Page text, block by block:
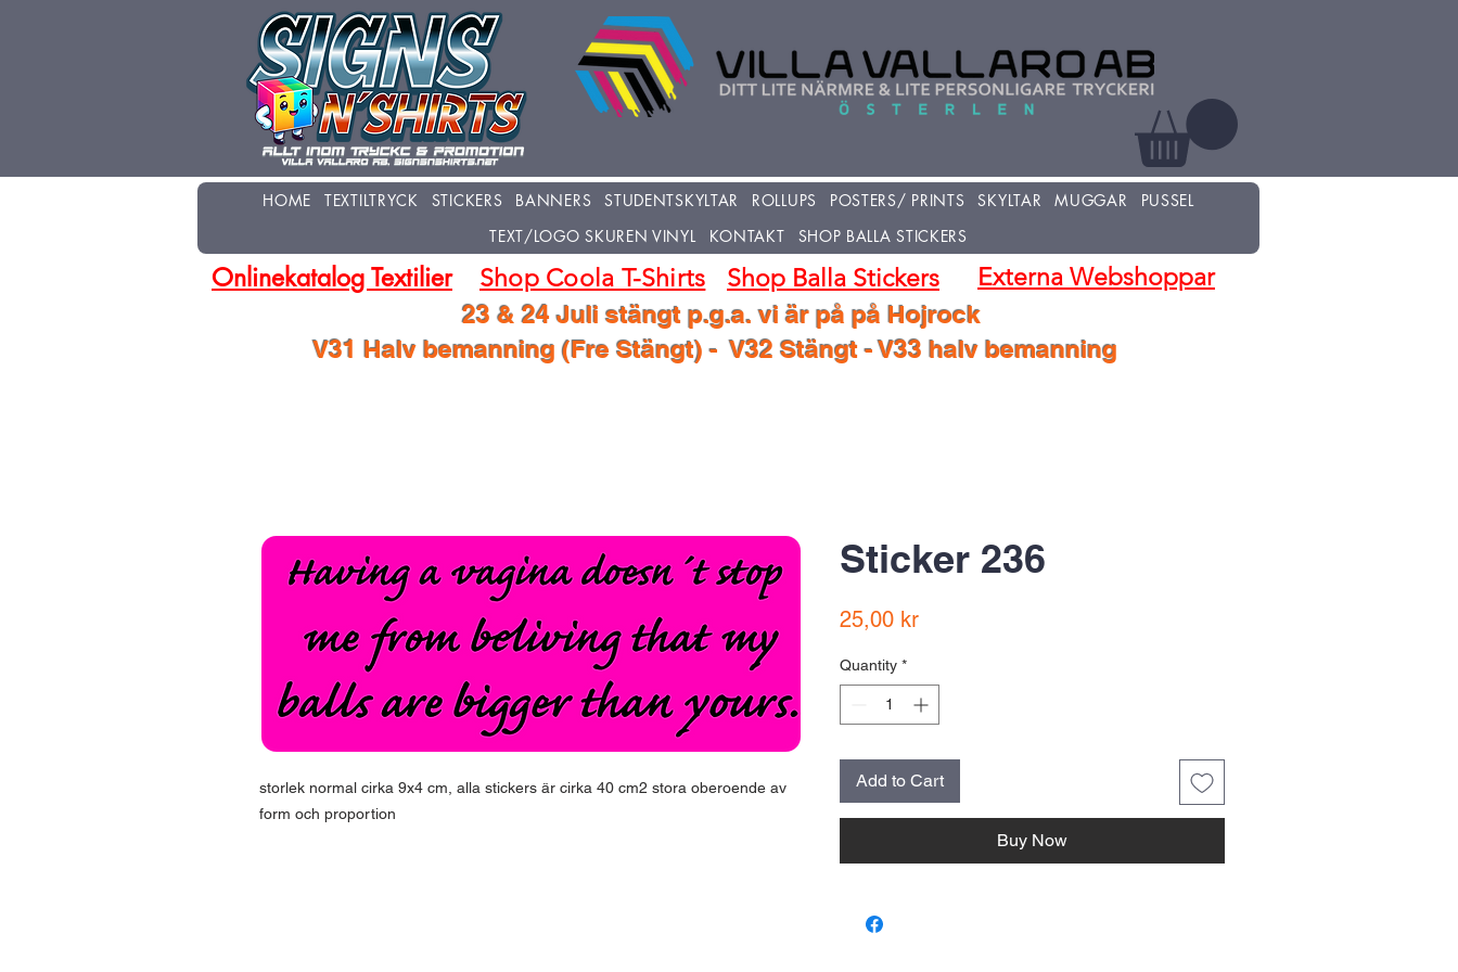
HOME TEXTILTRYCK STICKERS BANNERS STUDENTSKYLTAR ROLLUPS POSTERS/ PRINTS SKYLTAR MUGGAR
PUSSEL
TEXT/LOGO SKUREN VINYL
KONTAKT SHOP BALLA STICKERS
Onlinekatalog Textilier Shop Coola T-Shirts Shop Balla Stickers
Externa Webshoppar
23 & 24 Juli stängt p.g.a. vi är på på Hojrock
V31 Halv bemanning (Fre Stängt) - V32 Stängt - V33 halv bemanning
storlek normal cirka 9x4 cm, alla stickers är cirka 40 cm2 stora oberoende av
form och proportion
Sticker 236
25,00 krPrice
Quantity *
Add to Cart
Buy Now